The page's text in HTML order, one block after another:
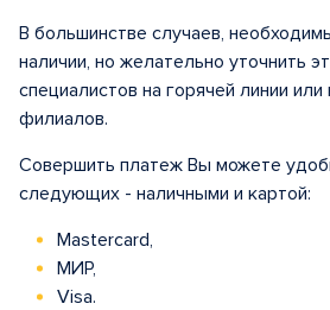
В большинстве случаев,
наличии, но желательно уточнить
специалистов на горячей линии
филиалов.
Совершить платеж Вы можете
следующих - наличными и картой:
Mastercard,
МИР,
Visa.